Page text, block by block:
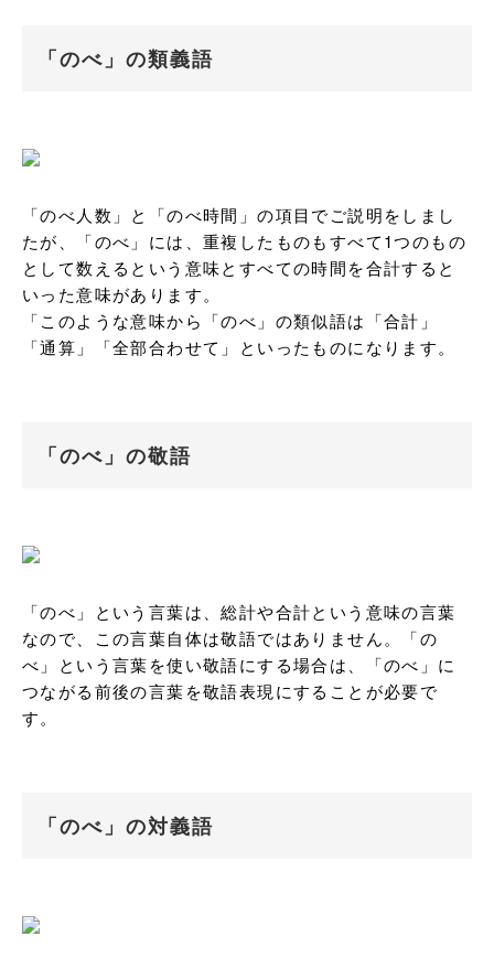
「のべ」の類義語
「のべ人数」と「のべ時間」の項目でご説明をしまし
たが、「のべ」には、重複したものもすべて1つのもの
として数えるという意味とすべての時間を合計すると
いった意味があります。
「このような意味から「のべ」の類似語は「合計」
「通算」「全部合わせて」といったものになります。
「のべ」の敬語
「のべ」という言葉は、総計や合計という意味の言葉
なので、この言葉自体は敬語ではありません。「の
べ」という言葉を使い敬語にする場合は、「のべ」に
つながる前後の言葉を敬語表現にすることが必要で
す。
「のべ」の対義語